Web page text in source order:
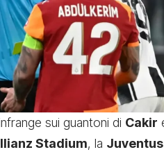
sui guantoni di Cakir
Stadium, la Juventus